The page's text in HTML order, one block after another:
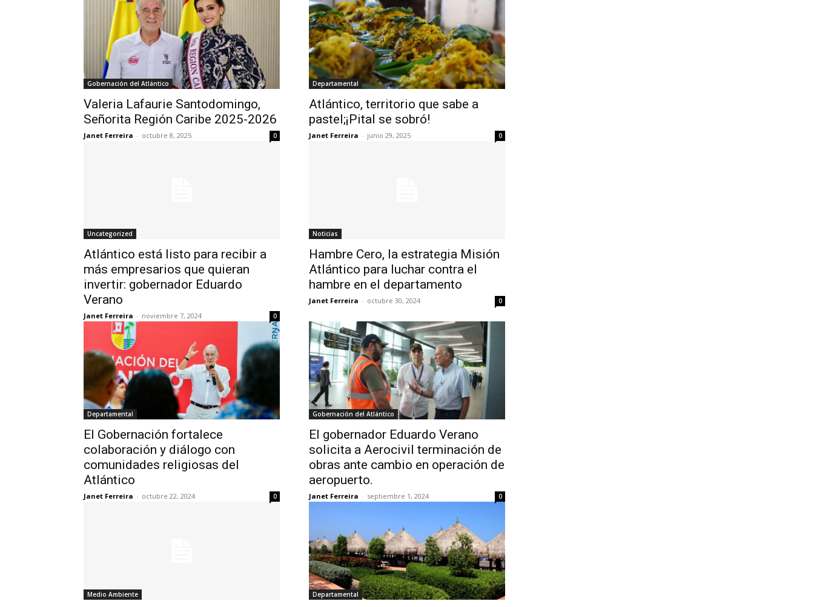
Gobernación del Atlántico
Valeria Lafaurie Santodomingo,
Señorita Región Caribe 2025-2026
Janet Ferreira - octubre 8, 2025 0
Departamental
Atlántico, territorio que sabe a
pastel;¡Pital se sobró!
Janet Ferreira - junio 29, 2025 0
Uncategorized
Atlántico está listo para recibir a
más empresarios que quieran
invertir: gobernador Eduardo
Verano
Janet Ferreira - noviembre 7, 2024 0
Noticias
Hambre Cero, la estrategia Misión
Atlántico para luchar contra el
hambre en el departamento
Janet Ferreira - octubre 30, 2024 0
Departamental
El Gobernación fortalece
colaboración y diálogo con
comunidades religiosas del
Atlántico
Janet Ferreira - octubre 22, 2024 0
Gobernación del Atlántico
El gobernador Eduardo Verano
solicita a Aerocivil terminación de
obras ante cambio en operación de
aeropuerto.
Janet Ferreira - septiembre 1, 2024 0
Medio Ambiente Departamental